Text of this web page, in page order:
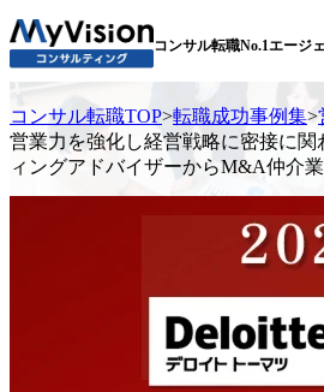
コンサル転職No.1エージ
コンサル転職TOP>転職成功事例集>
営業力を強化し経営戦略に密接に関
ィングアドバイザーからM&A仲介